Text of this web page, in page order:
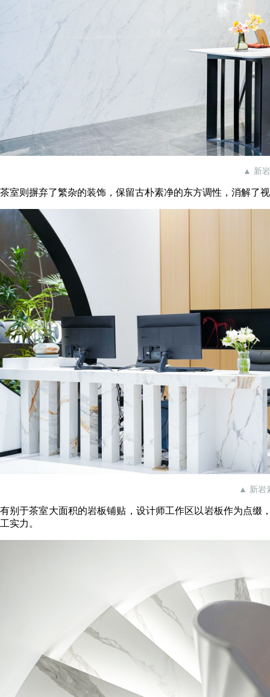
▲ 新
茶室则摒弃了繁杂的装饰，保留古朴素净的东方调性，消解了
▲ 新岩
有别于茶室大面积的岩板铺贴，设计师工作区以岩板作为点
工实力。